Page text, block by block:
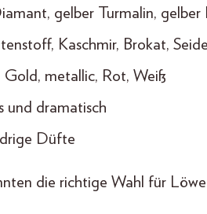
gelber Turmalin, gelber
Kaschmir, Brokat, Seide
Gold, metallic, Rot, Weiß
und dramatisch
Düfte
die richtige Wahl für